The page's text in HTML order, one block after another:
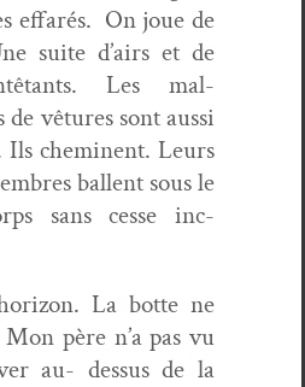
effarés. On joue de
suite d’airs et de
Les mal­
vêtures sont aus­si
Ils chem­i­nent. Leurs
bal­lent sous le
sans cesse inc­
La botte ne
Mon père n’a pas vu
au- dessus de la